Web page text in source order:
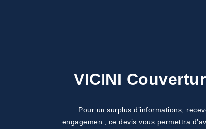
VICINI
Pour un surplus d’informations,
engagement, ce devis vous permettra